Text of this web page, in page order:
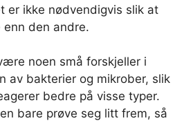
er ikke nødvendigvis slik at
den andre.
noen små forskjeller i
av bakterier og mikrober, slik
bedre på visse typer.
bare prøve seg litt frem, så